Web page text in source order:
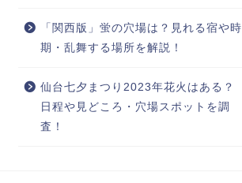
「関西版」蛍の穴場は？見れる宿や時
期・乱舞する場所を解説！
仙台七夕まつり2023年花火はある？
日程や見どころ・穴場スポットを調
査！